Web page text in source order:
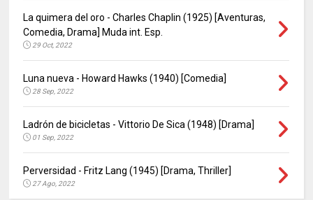
La quimera del oro - Charles Chaplin (1925) [Aventuras,
Comedia, Drama] Muda int. Esp.
29 Oct, 2022
Luna nueva - Howard Hawks (1940) [Comedia]
28 Sep, 2022
Ladrón de bicicletas - Vittorio De Sica (1948) [Drama]
01 Sep, 2022
Perversidad - Fritz Lang (1945) [Drama, Thriller]
27 Ago, 2022